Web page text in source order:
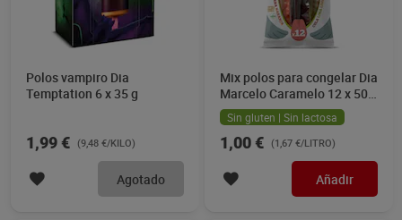
Polos vampiro Dia
Temptation 6 x 35 g
1,99 € (9,48 €/KILO)
Agotado
Mix polos para congelar Dia
Marcelo Caramelo 12 x 50
mlSin gluten | Sin lactosa
1,00 € (1,67 €/LITRO)
Añadir